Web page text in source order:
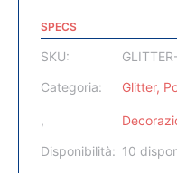
SPECS
SKU:
Categoria:
Glitter,
,
Disponibilità: 10